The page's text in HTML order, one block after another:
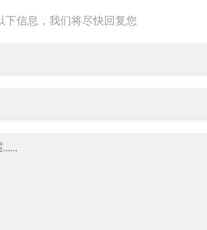
珠/氧化锌/超细硅酸铝/白炭黑/甲基丙
烯酸镁体系做补强体系。
信息，我们将尽快回复您